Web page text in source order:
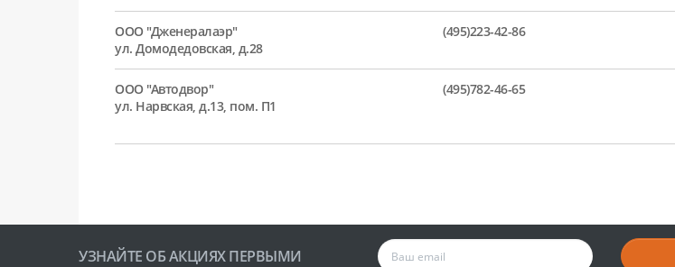
ООО "Дженералаэр"
ул. Домодедовская, д.28
(495)223-42-86
ООО "Автодвор"
ул. Нарвская, д.13, пом. П1
(495)782-46-65
УЗНАЙТЕ ОБ АКЦИЯХ ПЕРВЫМИ